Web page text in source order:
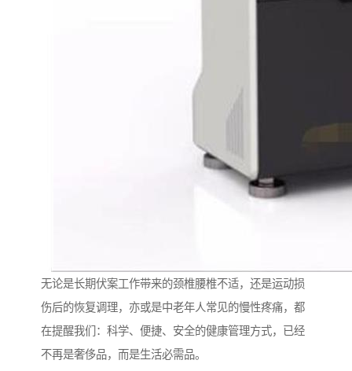
无论是长期伏案工作带来的颈椎腰椎不适，还是运动损
伤后的恢复调理，亦或是中老年人常见的慢性疼痛，都
在提醒我们：科学、便捷、安全的健康管理方式，已经
不再是奢侈品，而是生活必需品。